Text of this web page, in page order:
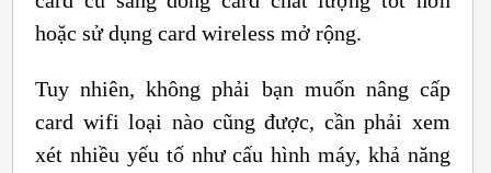
hoặc sử dụng card wireless mở rộng.
Tuy nhiên, không phải bạn muốn nâng cấp
card wifi loại nào cũng được, cần phải xem
xét nhiều yếu tố như cấu hình máy, khả năng